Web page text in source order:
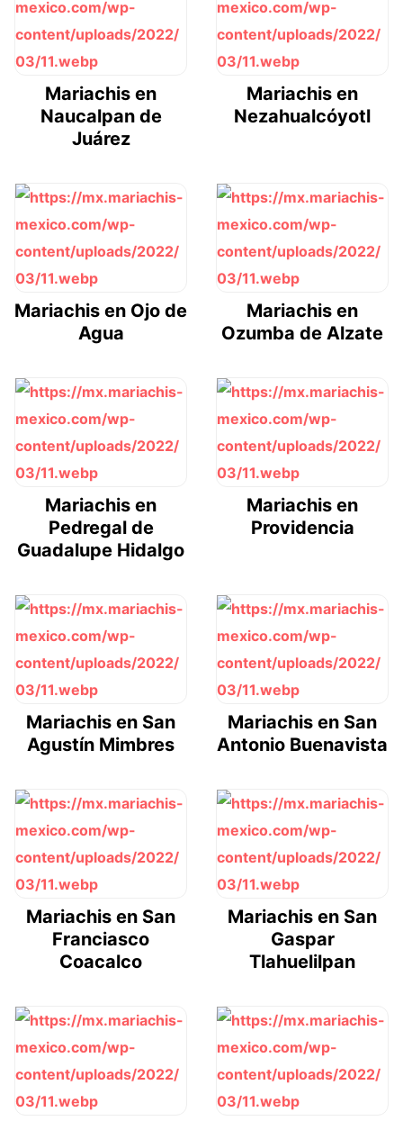
Mariachis en
Naucalpan de
Juárez
Mariachis en
Nezahualcóyotl
Mariachis en Ojo de
Agua
Mariachis en
Ozumba de Alzate
Mariachis en
Pedregal de
Guadalupe Hidalgo
Mariachis en
Providencia
Mariachis en San
Agustín Mimbres
Mariachis en San
Antonio Buenavista
Mariachis en San
Franciasco
Coacalco
Mariachis en San
Gaspar
Tlahuelilpan